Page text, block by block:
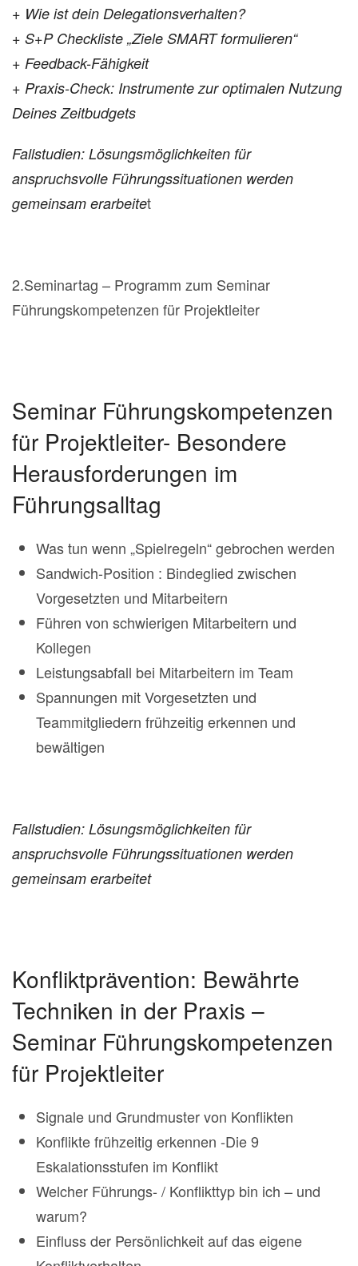
+ Wie ist dein Delegationsverhalten?
+ S+P Checkliste „Ziele SMART formulieren“
+ Feedback-Fähigkeit
+ Praxis-Check: Instrumente zur optimalen Nutzung
Deines Zeitbudgets
Fallstudien: Lösungsmöglichkeiten für
anspruchsvolle Führungssituationen werden
gemeinsam erarbeitet
2.Seminartag – Programm zum Seminar
Führungskompetenzen für Projektleiter
Seminar Führungskompetenzen
für Projektleiter- Besondere
Herausforderungen im
Führungsalltag
Was tun wenn „Spielregeln“ gebrochen werden
Sandwich-Position : Bindeglied zwischen
Vorgesetzten und Mitarbeitern
Führen von schwierigen Mitarbeitern und
Kollegen
Leistungsabfall bei Mitarbeitern im Team
Spannungen mit Vorgesetzten und
Teammitgliedern frühzeitig erkennen und
bewältigen
Fallstudien: Lösungsmöglichkeiten für
anspruchsvolle Führungssituationen werden
gemeinsam erarbeitet
Konfliktprävention: Bewährte
Techniken in der Praxis –
Seminar Führungskompetenzen
für Projektleiter
Signale und Grundmuster von Konflikten
Konflikte frühzeitig erkennen -Die 9
Eskalationsstufen im Konflikt
Welcher Führungs- / Konflikttyp bin ich – und
warum?
Einfluss der Persönlichkeit auf das eigene